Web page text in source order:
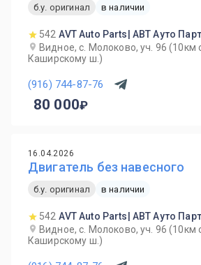
б.у. оригинал в наличии
542 AVT Auto Parts| АВТ Ауто
Видное, с. Молоково, уч. 96
Каширскому ш.)
(916) 744-87-76
80 000
16.04.2026
Двигатель без навесного
б.у. оригинал в наличии
542 AVT Auto Parts| АВТ Ауто
Видное, с. Молоково, уч. 96
Каширскому ш.)